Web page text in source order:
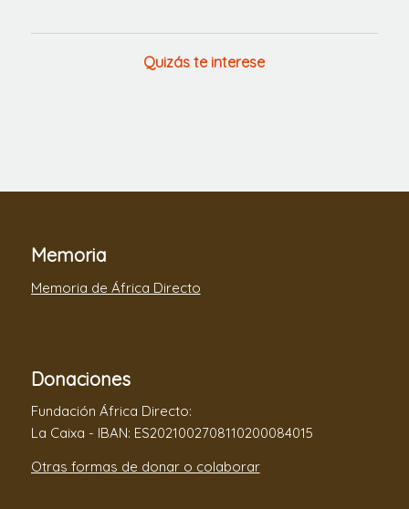
Quizás te interese
Memoria
Memoria de África Directo
Donaciones
Fundación África Directo:
La Caixa - IBAN: ES2021002708110200084015
Otras formas de donar o colaborar